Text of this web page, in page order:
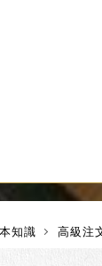
知識 高級注